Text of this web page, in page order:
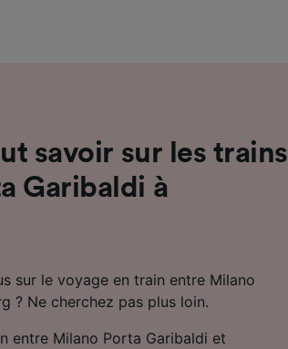
savoir sur les trains
Garibaldi à
sur le voyage en train entre Milano
? Ne cherchez pas plus loin.
entre Milano Porta Garibaldi et